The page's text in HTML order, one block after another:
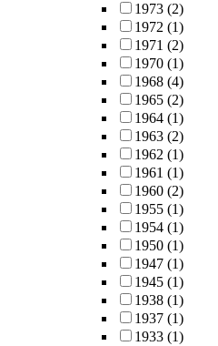
1973 (2)
1972 (1)
1971 (2)
1970 (1)
1968 (4)
1965 (2)
1964 (1)
1963 (2)
1962 (1)
1961 (1)
1960 (2)
1955 (1)
1954 (1)
1950 (1)
1947 (1)
1945 (1)
1938 (1)
1937 (1)
1933 (1)